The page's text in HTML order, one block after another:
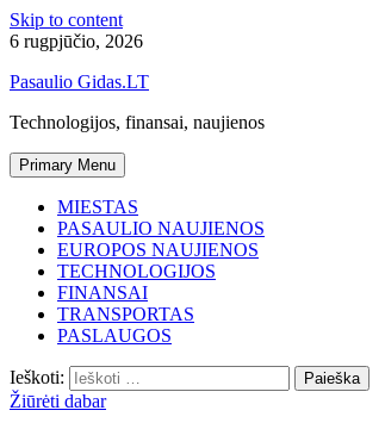
Skip to content
6 rugpjūčio, 2026
Pasaulio Gidas.LT
Technologijos, finansai, naujienos
Primary Menu
MIESTAS
PASAULIO NAUJIENOS
EUROPOS NAUJIENOS
TECHNOLOGIJOS
FINANSAI
TRANSPORTAS
PASLAUGOS
Ieškoti:
Žiūrėti dabar